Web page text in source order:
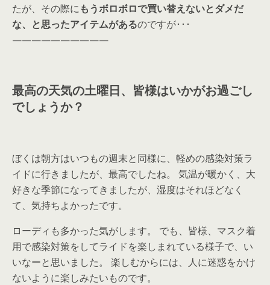
たが、その際にもうボロボロで買い替えないとダメだ
な、と思ったアイテムがあるのですが･･･
——————————
最高の天気の土曜日、皆様はいかがお過ごし
でしょうか？
ぼくは朝方はいつもの週末と同様に、軽めの感染対策ラ
イドに行きましたが、最高でしたね。 気温が暖かく、大
好きな季節になってきましたが、湿度はそれほどなく
て、気持ちよかったです。
ローディも多かった気がします。 でも、皆様、マスク着
用で感染対策をしてライドを楽しまれている様子で、い
いなーと思いました。 楽しむからには、人に迷惑をかけ
ないように楽しみたいものです。